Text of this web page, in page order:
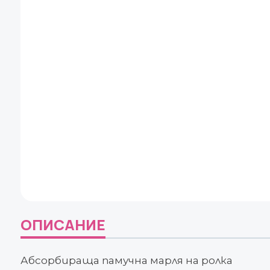
ОПИСАНИЕ
Абсорбираща памучна марля на ролка